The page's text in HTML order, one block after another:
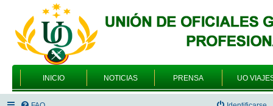
INICIO NOTICIAS PRENSA UO